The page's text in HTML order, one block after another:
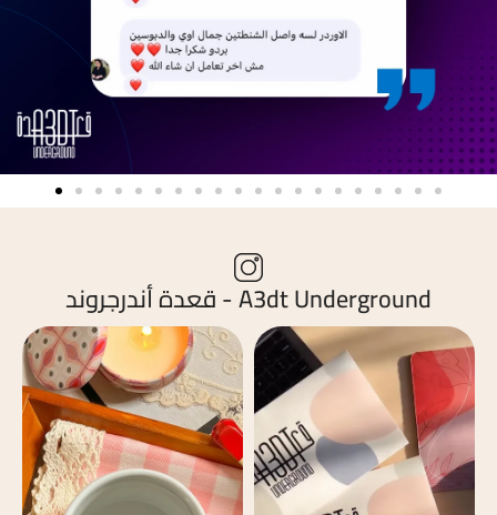
A3dt Underground - قعدة أندرجروند